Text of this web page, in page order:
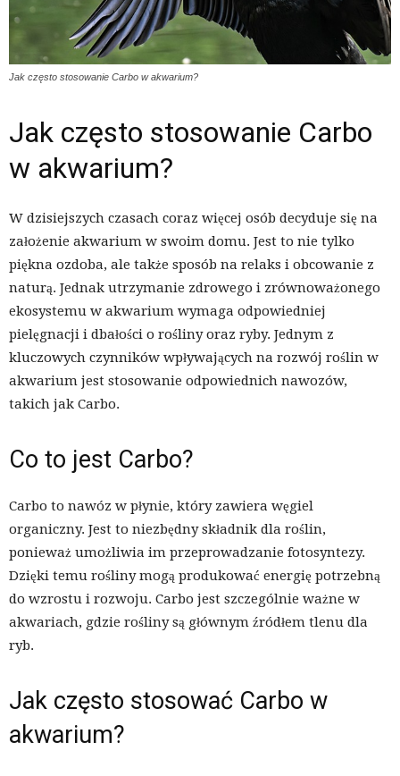
Jak często stosowanie Carbo w akwarium?
Jak często stosowanie Carbo
w akwarium?
W dzisiejszych czasach coraz więcej osób decyduje się na
założenie akwarium w swoim domu. Jest to nie tylko
piękna ozdoba, ale także sposób na relaks i obcowanie z
naturą. Jednak utrzymanie zdrowego i zrównoważonego
ekosystemu w akwarium wymaga odpowiedniej
pielęgnacji i dbałości o rośliny oraz ryby. Jednym z
kluczowych czynników wpływających na rozwój roślin w
akwarium jest stosowanie odpowiednich nawozów,
takich jak Carbo.
Co to jest Carbo?
Carbo to nawóz w płynie, który zawiera węgiel
organiczny. Jest to niezbędny składnik dla roślin,
ponieważ umożliwia im przeprowadzanie fotosyntezy.
Dzięki temu rośliny mogą produkować energię potrzebną
do wzrostu i rozwoju. Carbo jest szczególnie ważne w
akwariach, gdzie rośliny są głównym źródłem tlenu dla
ryb.
Jak często stosować Carbo w
akwarium?